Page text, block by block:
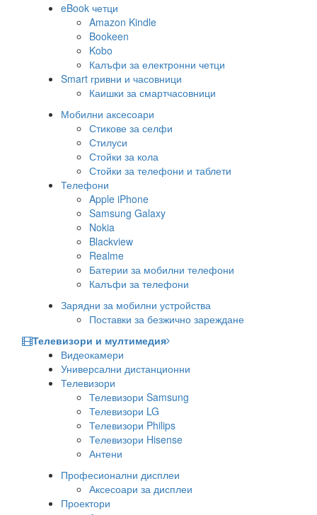
eBook четци
Amazon Kindle
Bookeen
Kobo
Калъфи за електронни четци
Smart гривни и часовници
Каишки за смартчасовници
Мобилни аксесоари
Стикове за селфи
Стилуси
Стойки за кола
Стойки за телефони и таблети
Телефони
Apple iPhone
Samsung Galaxy
Nokia
Blackview
Realme
Батерии за мобилни телефони
Калъфи за телефони
Зарядни за мобилни устройства
Поставки за безжично зареждане
Телевизори и мултимедия
Видеокамери
Универсални дистанционни
Телевизори
Телевизори Samsung
Телевизори LG
Телевизори Philips
Телевизори Hisense
Антени
Професионални дисплеи
Аксесоари за дисплеи
Проектори